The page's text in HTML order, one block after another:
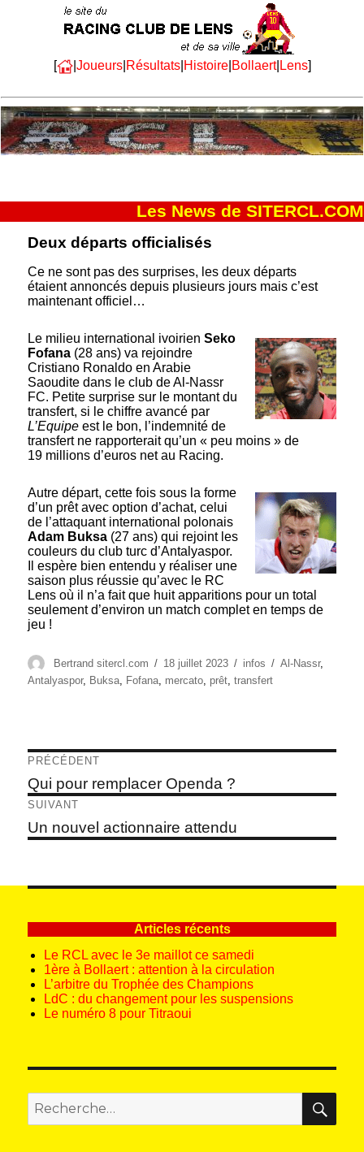
[ | Joueurs| Résultats| Histoire| Bollaert| Lens]
Les News de SITERCL.COM
Deux départs officialisés
Ce ne sont pas des surprises, les deux départs
étaient annoncés depuis plusieurs jours mais c’est
maintenant officiel…
Le milieu international ivoirienSeko
Fofana (28 ans) va rejoindre
Cristiano Ronaldo en Arabie
Saoudite dans le club de Al-Nassr
FC. Petite surprise sur le montant du
transfert, si le chiffre avancé par
L’Equipeest le bon, l’indemnité de
transfert ne rapporterait qu’un « peu moins » de
19 millions d’euros net au Racing.
Autre départ, cette fois sous la forme
d’un prêt avec option d’achat, celui
de l’attaquant international polonais
Adam Buksa (27 ans) qui rejoint les
couleurs du club turc d’Antalyaspor.
Il espère bien entendu y réaliser une
saison plus réussie qu’avec le RC
Lens où il n’a fait que huit apparitions pour un total
seulement d’environ un match complet en temps de
jeu !
Auteur
Bertrand sitercl.com
Publié
le
18 juillet 2023 Catégories
infos Étiquettes
Al-Nassr,
Antalyaspor, Buksa, Fofana, mercato, prêt,transfert
Navigation
de
l’article
PRÉCÉDENT
Article
précédent :
Qui pour remplacer Openda ?
SUIVANT
Article
suivant :
Un nouvel actionnaire attendu
Articles récents
Le RCL avec le 3e maillot ce samedi
1ère à Bollaert : attention à la circulation
L’arbitre du Trophée des Champions
LdC : du changement pour les suspensions
Le numéro 8 pour Titraoui
pour
: